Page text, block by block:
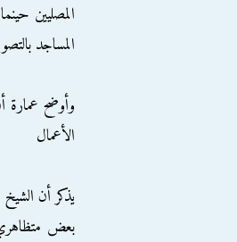
المصليين
المساجد
وأوضح عمارة
الأعمال
يذكر أن
بعض متظاهري